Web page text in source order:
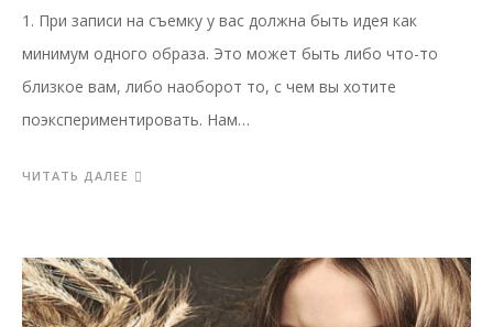
1. При записи на съемку у вас должна быть идея как
минимум одного образа. Это может быть либо что-то
близкое вам, либо наоборот то, с чем вы хотите
поэкспериментировать. Нам…
ЧИТАТЬ ДАЛЕЕ